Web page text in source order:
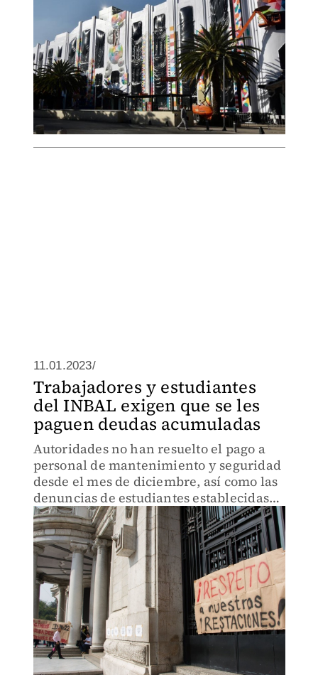
11.01.2023/
Trabajadores y estudiantes
del INBAL exigen que se les
paguen deudas acumuladas
Autoridades no han resuelto el pago a
personal de mantenimiento y seguridad
desde el mes de diciembre, así como las
denuncias de estudiantes establecidas
en el pliego petitorio.